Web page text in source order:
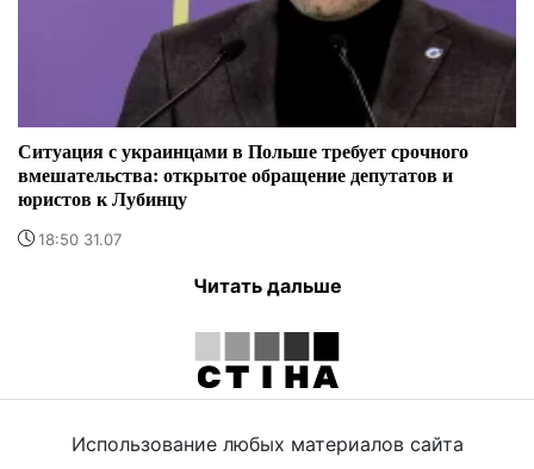
Ситуация с украинцами в Польше требует срочного
вмешательства: открытое обращение депутатов и
юристов к Лубинцу
18:50 31.07
Читать дальше
Использование любых материалов сайта